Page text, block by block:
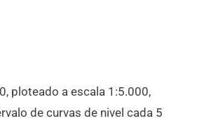
ploteado a escala 1:5.000,
de curvas de nivel cada 5